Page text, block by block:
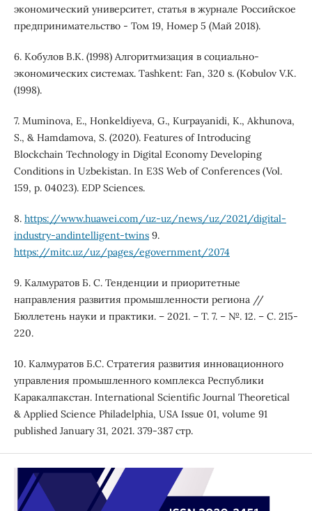
экономический университет, cтатья в журнале Российское
предпринимательство - Том 19, Номер 5 (Май 2018).
6. Кобулов В.К. (1998) Алгоритмизация в социально-
экономических системах. Tashkent: Fan, 320 s. (Kobulov V.K.
(1998).
7. Muminova, E., Honkeldiyeva, G., Kurpayanidi, K., Akhunova,
S., & Hamdamova, S. (2020). Features of Introducing
Blockchain Technology in Digital Economy Developing
Conditions in Uzbekistan. In E3S Web of Conferences (Vol.
159, p. 04023). EDP Sciences.
8. https://www.huawei.com/uz-uz/news/uz/2021/digital-
industry-andintelligent-twins9.
https://mitc.uz/uz/pages/egovernment/2074
9. Калмуратов Б. С. Тенденции и приоритетные
направления развития промышленности региона //
Бюллетень науки и практики. – 2021. – Т. 7. – №. 12. – С. 215-
220.
10. Калмуратов Б.С. Стратегия развития инновационного
управления промышленного комплекса Республики
Каракалпакстан. International Scientific Journal Theoretical
& Applied Science Philadelphia, USA Issue 01, volume 91
published January 31, 2021. 379-387 стр.